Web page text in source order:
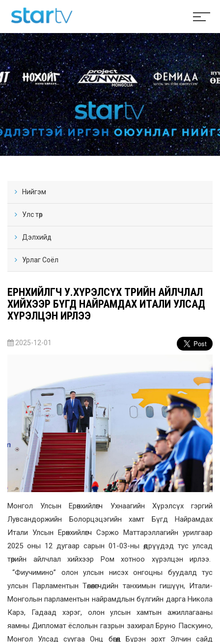
Нийгэм
Улс төр
Дэлхийд
Урлаг Соёл
ЕРӨНХИЙЛӨГЧ У.ХҮРЭЛСҮХ ТӨРИЙН АЙЛЧЛАЛ
ХИЙХЭЭР БҮГД НАЙРАМДАХ ИТАЛИ УЛСАД
ХҮРЭЛЦЭН ИРЛЭЭ
2025-12-01
Монгол Улсын Ерөнхийлөгч Ухнаагийн Хүрэлсүх гэргий
Лувсандоржийн Болорцэцэгийн хамт Бүгд Найрамдах
Итали Улсын Ерөнхийлөгч Сэржо Маттарэллагийн урилгаар
2025 оны 12 дугаар сарын 01-03-ны өдрүүдэд тус улсад
төрийн айлчлал хийхээр Ром хотноо хүрэлцэн ирлээ.
“Фиучимино” олон улсын нисэх онгоцны буудалд тус
улсын Парламентын Төлөөлөгчдийн танхимын гишүүн, Итали-
Монголын парламентын найрамдлын бүлгийн дарга Никола
Карэ, Гадаад хэрэг, олон улсын хамтын ажиллагааны
яамны Дипломат ёслолын газрын захирал Бруно Паскуино,
Монгол Улсад суугаа Онц бөгөөд Бүрэн эрхт Элчин сайд